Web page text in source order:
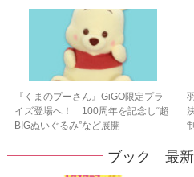
『くまのプーさん』GiGO限定プラ
イズ登場へ！ 100周年を記念し“超
BIGぬいぐるみ”など展開
ブック 最新